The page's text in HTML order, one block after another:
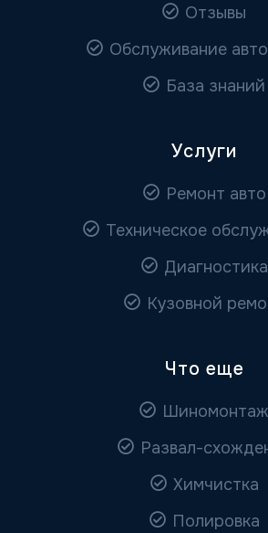
Отзывы
Обслуживание
База знаний
Услуги
Ремонт авто
Техническое
Диагностика
Кузовной
Что еще
Шиномонтаж
Развал-
Химчистка
Полировка